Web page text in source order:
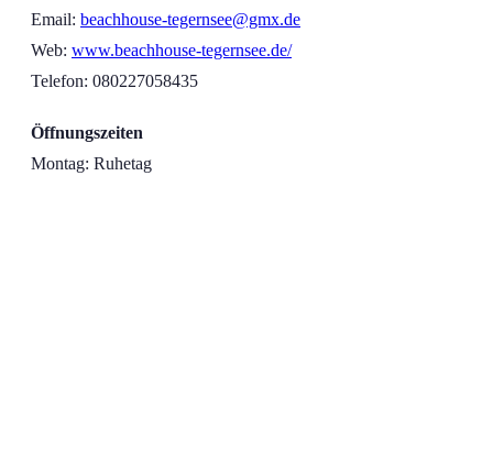
Email: beachhouse-tegernsee@gmx.de
Web: www.beachhouse-tegernsee.de/
Telefon: 080227058435
Öffnungszeiten
Montag: Ruhetag